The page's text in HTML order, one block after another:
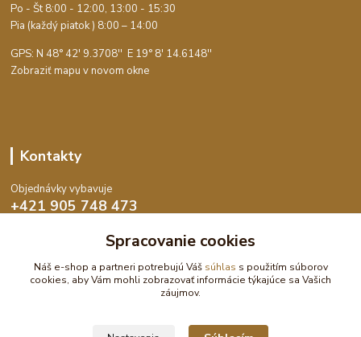
Po - Št 8:00 - 12:00, 13:00 - 15:30
Pia (každý piatok ) 8:00 – 14:00
GPS: N 48° 42' 9.3708'' E 19° 8' 14.6148''
Zobraziť mapu v novom okne
Kontakty
Objednávky vybavuje
+421 905 748 473
objednavky@dekoswet.sk
Spracovanie cookies
Náš e-shop a partneri potrebujú Váš súhlas s použitím súborov
cookies, aby Vám mohli zobrazovať informácie týkajúce sa Vašich
záujmov.